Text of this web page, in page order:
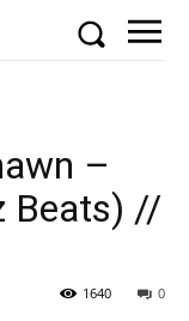
–
Beats) //
0
1640